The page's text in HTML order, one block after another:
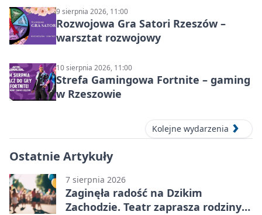
9 sierpnia 2026, 11:00
Rozwojowa Gra Satori Rzeszów –
warsztat rozwojowy
10 sierpnia 2026, 11:00
Strefa Gamingowa Fortnite – gaming
w Rzeszowie
Kolejne wydarzenia
Ostatnie Artykuły
7 sierpnia 2026
Zaginęła radość na Dzikim
Zachodzie. Teatr zaprasza rodziny